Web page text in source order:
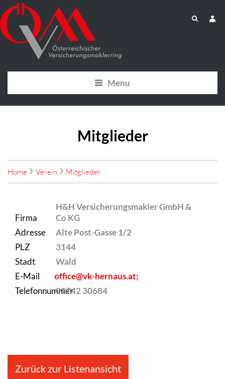
Menu
Mitglieder
Home Verein Mitglieder
Firma
H&H Versicherungsmakler GmbH &
Co KG
Adresse
Alte Post-Gasse 1/2
PLZ
3144
Stadt
Wald
E-Mail
office@vk-hernaus.at;
Telefonnummer02742 30684
Zurück zur Listenansicht